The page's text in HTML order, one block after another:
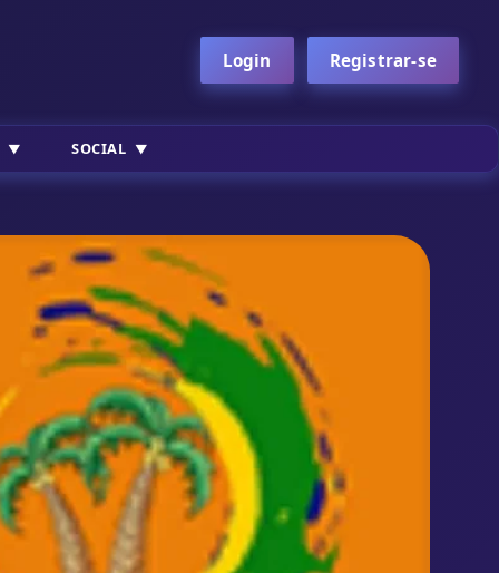
Login Registrar-se
SOCIAL